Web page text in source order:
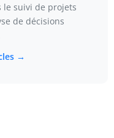
le suivi de projets
de décisions
→